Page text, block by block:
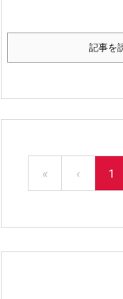
記事を
« ‹ 1